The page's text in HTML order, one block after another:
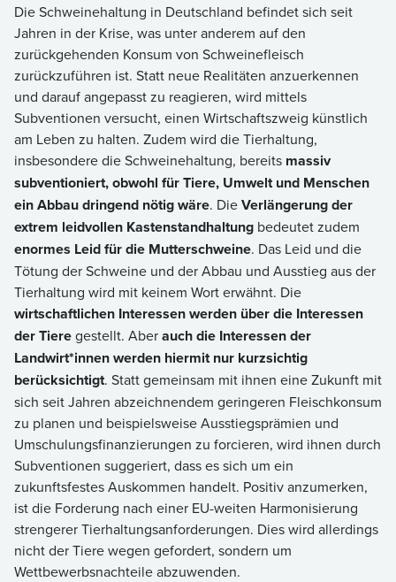
Die Schweinehaltung in Deutschland befindet sich seit
Jahren in der Krise, was unter anderem auf den
zurückgehenden Konsum von Schweinefleisch
zurückzuführen ist. Statt neue Realitäten anzuerkennen
und darauf angepasst zu reagieren, wird mittels
Subventionen versucht, einen Wirtschaftszweig künstlich
am Leben zu halten. Zudem wird die Tierhaltung,
insbesondere die Schweinehaltung, bereits massiv
subventioniert, obwohl für Tiere, Umwelt und Menschen
ein Abbau dringend nötig wäre. DieVerlängerung der
extrem leidvollen Kastenstandhaltung bedeutet zudem
enormes Leid für die Mutterschweine. Das Leid und die
Tötung der Schweine und der Abbau und Ausstieg aus der
Tierhaltung wird mit keinem Wort erwähnt. Die
wirtschaftlichen Interessen werden über die Interessen
der Tieregestellt. Aberauch die Interessen der
Landwirt*innen werden hiermit nur kurzsichtig
berücksichtigt. Statt gemeinsam mit ihnen eine Zukunft mit
sich seit Jahren abzeichnendem geringeren Fleischkonsum
zu planen und beispielsweise Ausstiegsprämien und
Umschulungsfinanzierungen zu forcieren, wird ihnen durch
Subventionen suggeriert, dass es sich um ein
zukunftsfestes Auskommen handelt. Positiv anzumerken,
ist die Forderung nach einer EU-weiten Harmonisierung
strengerer Tierhaltungsanforderungen. Dies wird allerdings
nicht der Tiere wegen gefordert, sondern um
Wettbewerbsnachteile abzuwenden.